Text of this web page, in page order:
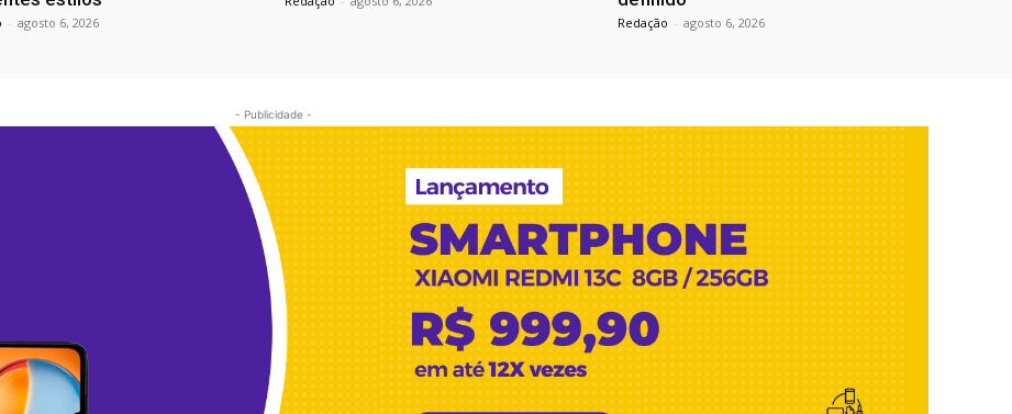
- agosto 6, 2026 Redação - agosto 6, 2026
- Publicidade -